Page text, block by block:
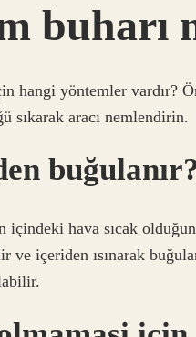
buharı
hangi yöntemler vardır?
sıkarak aracı nemlendirin.
içindeki hava sıcak
ve içeriden ısınarak